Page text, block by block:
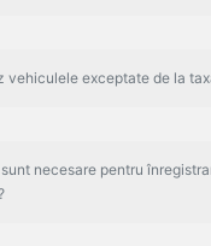
vehiculele exceptate de la
necesare pentru